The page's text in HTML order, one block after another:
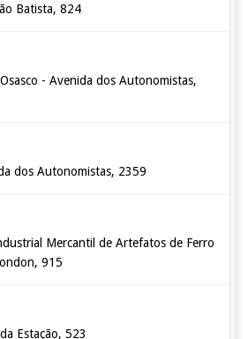
Batista, 824
- Avenida dos Autonomistas,
dos Autonomistas, 2359
Mercantil de Artefatos de Ferro
915
Estação, 523